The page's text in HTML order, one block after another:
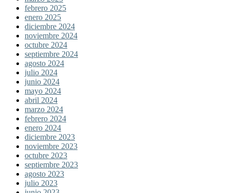
febrero 2025
enero 2025
diciembre 2024
noviembre 2024
octubre 2024
septiembre 2024
agosto 2024
julio 2024
junio 2024
mayo 2024
abril 2024
marzo 2024
febrero 2024
enero 2024
diciembre 2023
noviembre 2023
octubre 2023
septiembre 2023
agosto 2023
julio 2023